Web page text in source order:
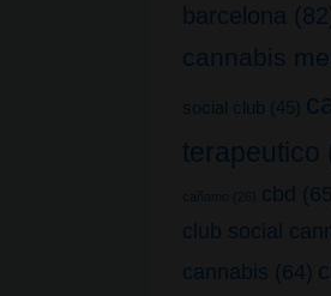
barcelona
cannabis
social club (45)
terapeutico
cañamo (26) cbd
club social
cannabis (64)